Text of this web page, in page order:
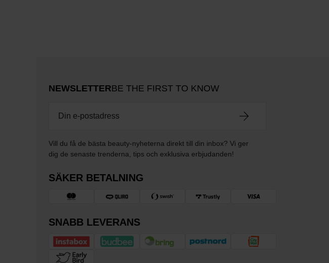
NEWSLETTERBE THE FIRST TO KNOW
Vill du få de bästa beauty-nyheterna direkt till din inbox? Vi ger
dig de senaste trenderna, tips och exklusiva erbjudanden!
SÄKER BETALNING
SNABB LEVERANS